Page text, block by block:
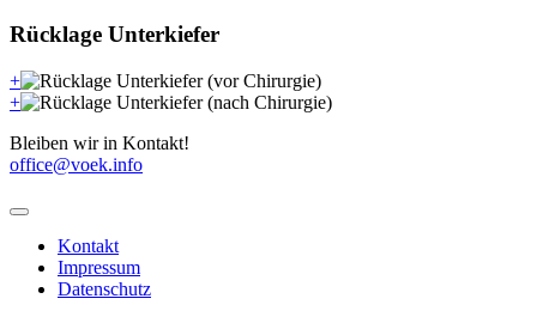
Rücklage Unterkiefer
+
+
Bleiben wir in Kontakt!
office@voek.info
Kontakt
Impressum
Datenschutz